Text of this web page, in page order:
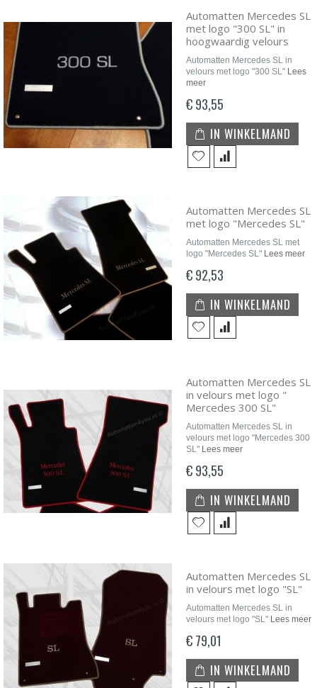
Automatten Mercedes SL
met logo "300 SL" in
hoogwaardig velours
Automatten Mercedes SL in
velours met logo "300 SL" Lees
meer
€ 93,55
IN WINKELMAND
Automatten Mercedes SL
met logo "Mercedes SL"
Automatten Mercedes SL met
logo "Mercedes SL" Lees meer
€ 92,53
IN WINKELMAND
Automatten Mercedes SL
in velours met logo "
Mercedes 300 SL"
Automatten Mercedes SL in
velours met logo "Mercedes 300
SL" Lees meer
€ 93,55
IN WINKELMAND
Automatten Mercedes SL
in velours met logo "SL"
Automatten Mercedes SL in
velours met logo "SL" Lees meer
€ 79,01
IN WINKELMAND